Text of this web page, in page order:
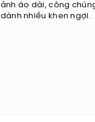
ảnh áo dài, công
dành nhiều khen ngợi.